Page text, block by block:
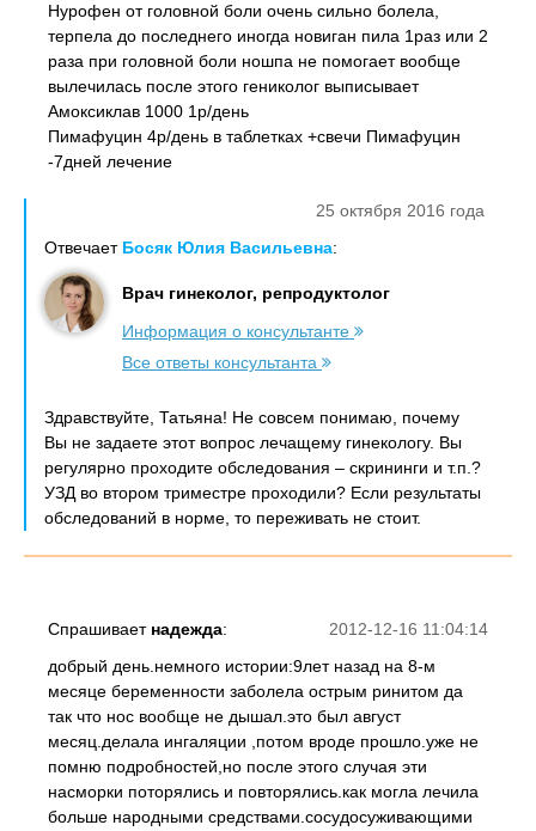
Нурофен от головной боли очень сильно болела,
терпела до последнего иногда новиган пила 1раз или 2
раза при головной боли ношпа не помогает вообще
вылечилась после этого гениколог выписывает
Амоксиклав 1000 1р/день
Пимафуцин 4р/день в таблетках +свечи Пимафуцин
-7дней лечение
25 октября 2016 года
Отвечает Босяк Юлия Васильевна:
Врач гинеколог, репродуктолог
Информация о консультанте
Все ответы консультанта
Здравствуйте, Татьяна! Не совсем понимаю, почему
Вы не задаете этот вопрос лечащему гинекологу. Вы
регулярно проходите обследования – скрининги и т.п.?
УЗД во втором триместре проходили? Если результаты
обследований в норме, то переживать не стоит.
2012-12-16 11:04:14
Спрашивает надежда:
добрый день.немного истории:9лет назад на 8-м
месяце беременности заболела острым ринитом да
так что нос вообще не дышал.это был август
месяц.делала ингаляции ,потом вроде прошло.уже не
помню подробностей,но после этого случая эти
насморки поторялись и повторялись.как могла лечила
больше народными средствами.сосудосуживающими